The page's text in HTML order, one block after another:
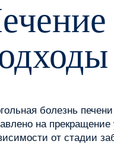
болезнь
на
от стадии